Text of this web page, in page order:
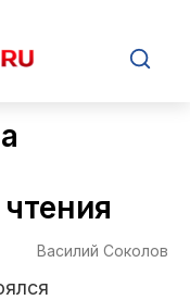
Василий Соколов